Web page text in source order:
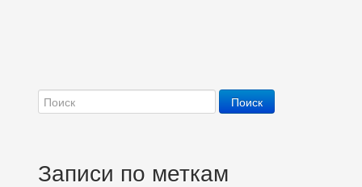
Записи по меткам